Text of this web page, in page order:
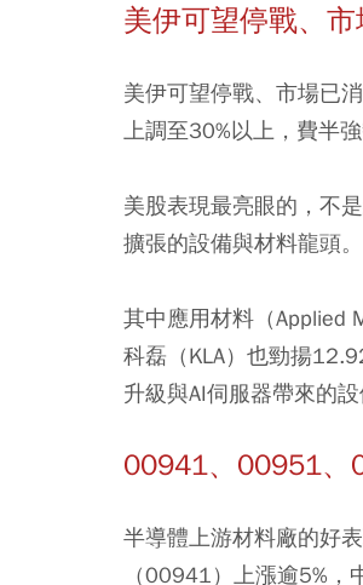
美伊可望停戰、
美伊可望停戰、市場已
上調至30%以上，費半
美股表現最亮眼的，不
擴張的設備與材料龍頭。
其中應用材料（Applied
科磊（KLA）也勁揚
升級與AI伺服器帶來的設
00941、00951、
半導體上游材料廠的好
（00941）上漲逾5%